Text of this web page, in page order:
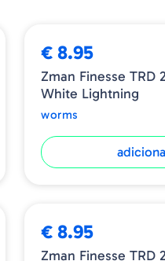
€ 8.95
Zman Finesse TRD
White Lightning
worms
€ 8.95
Zman Finesse TRD